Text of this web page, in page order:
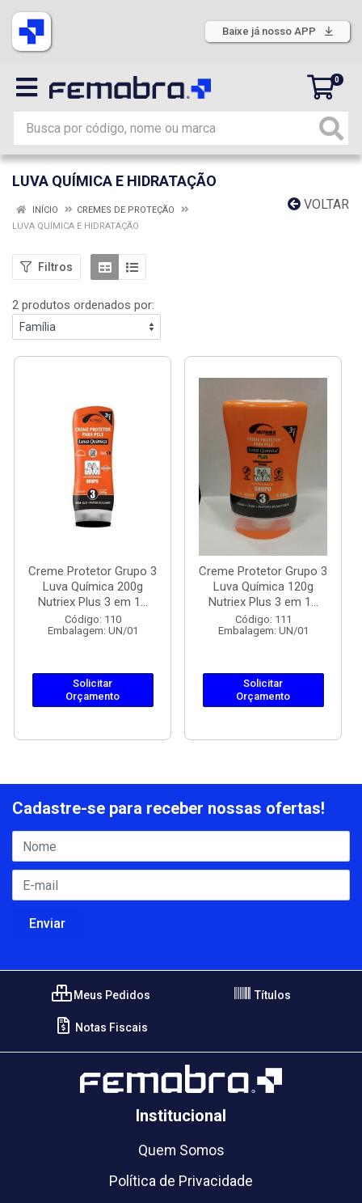
Baixe já nosso APP
0
LUVA QUÍMICA E HIDRATAÇÃO
VOLTAR
INÍCIO
CREMES DE PROTEÇÃO
LUVA QUÍMICA E HIDRATAÇÃO
Filtros
2 produtos ordenados por:
Creme Protetor Grupo 3
Luva Química 200g
Nutriex Plus 3 em 1...
Código: 110
Embalagem: UN/01
Solicitar
Orçamento
Creme Protetor Grupo 3
Luva Química 120g
Nutriex Plus 3 em 1...
Código: 111
Embalagem: UN/01
Solicitar
Orçamento
Cadastre-se para receber nossas ofertas!
Meus Pedidos Títulos
Notas Fiscais
Institucional
Quem Somos
Política de Privacidade